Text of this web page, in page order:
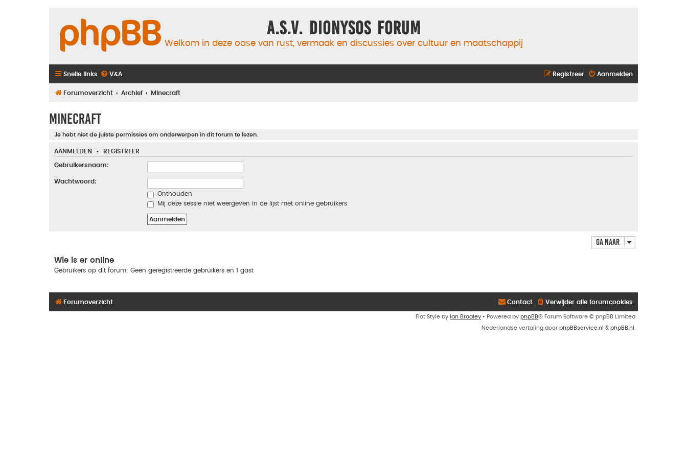
A.S.V. Dionysos Forum
Welkom in deze oase van rust, vermaak en discussies over cultuur en maatschappij
Snelle links V&A Aanmelden
Registreer
Forumoverzicht Archief Minecraft
Minecraft
Je hebt niet de juiste permissies om onderwerpen in dit forum te lezen.
AANMELDEN • REGISTREER
Gebruikersnaam:
Wachtwoord:
Onthouden
Mij deze sessie niet weergeven in de lijst met online gebruikers
Ga naar
Wie is er online
Gebruikers op dit forum: Geen geregistreerde gebruikers en 1 gast
Forumoverzicht Verwijder alle forumcookies
Contact
Flat Style by Ian Bradley • Powered by phpBB® Forum Software © phpBB Limited
Nederlandse vertaling door phpBBservice.nl & phpBB.nl